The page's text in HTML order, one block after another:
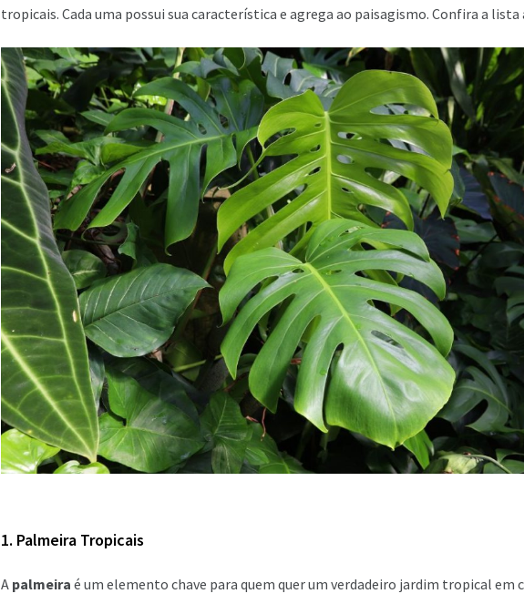
tropicais. Cada uma possui sua característica e agrega ao paisagismo. Confira a lista
1. Palmeira Tropicais
A palmeira é um elemento chave para quem quer um verdadeiro jardim tropical em